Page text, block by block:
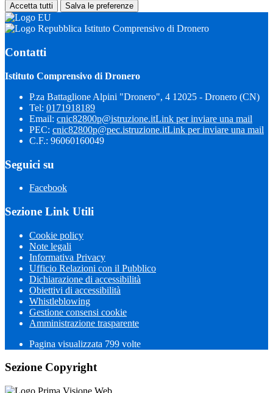
Accetta tutti Salva le preferenze
Istituto Comprensivo di Dronero
Contatti
Istituto Comprensivo di Dronero
P.za Battaglione Alpini "Dronero", 4 12025 - Dronero (CN)
Tel: 0171918189
Email: cnic82800p@istruzione.itLink per inviare una mail
PEC: cnic82800p@pec.istruzione.itLink per inviare una mail
C.F.: 96060160049
Seguici su
Facebook
Sezione Link Utili
Cookie policy
Note legali
Informativa Privacy
Ufficio Relazioni con il Pubblico
Dichiarazione di accessibilità
Obiettivi di accessibilità
Whistleblowing
Gestione consensi cookie
Amministrazione trasparente
Pagina visualizzata 799 volte
Sezione Copyright